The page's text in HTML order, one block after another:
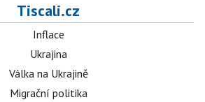
Tiscali.cz
Inflace
Ukrajina
Válka na Ukrajině
Migrační politika